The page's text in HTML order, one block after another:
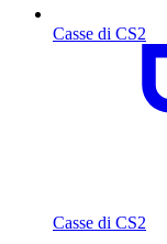
Casse di CS2
Casse di CS2